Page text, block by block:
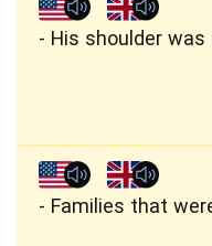
His shoulder
Families that